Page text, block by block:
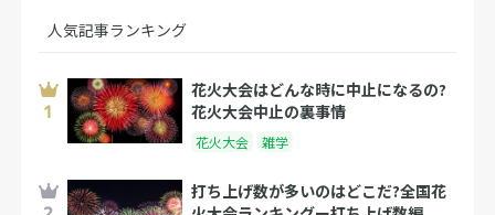
人気記事ランキング
花火大会はどんな時に中止になるの?
花火大会中止の裏事情
花火大会 雑学
打ち上げ数が多いのはどこだ?全国花